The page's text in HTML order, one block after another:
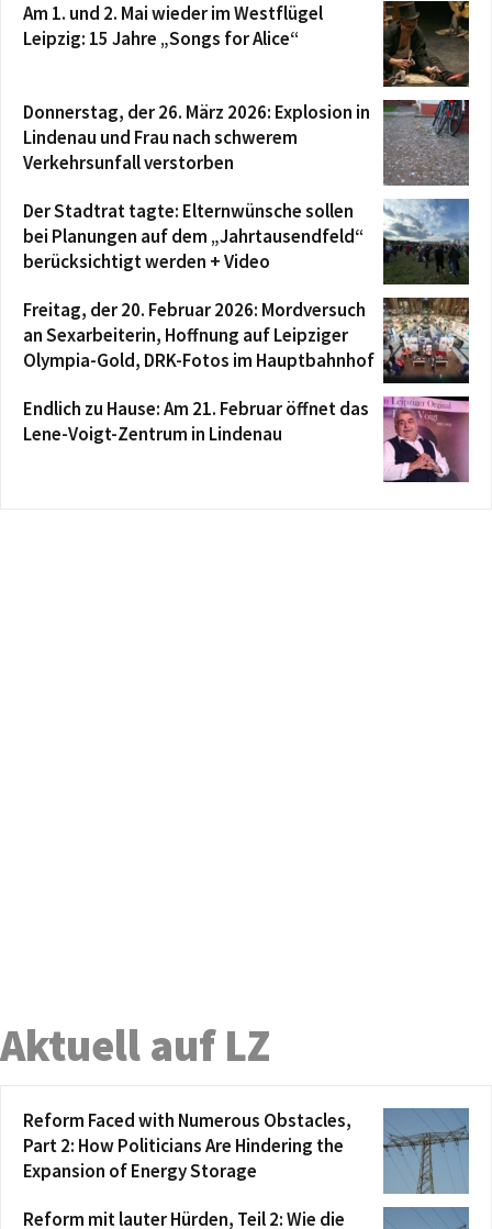
Am 1. und 2. Mai wieder im Westflügel
Leipzig: 15 Jahre „Songs for Alice“
Donnerstag, der 26. März 2026: Explosion in
Lindenau und Frau nach schwerem
Verkehrsunfall verstorben
Der Stadtrat tagte: Elternwünsche sollen
bei Planungen auf dem „Jahrtausendfeld“
berücksichtigt werden + Video
Freitag, der 20. Februar 2026: Mordversuch
an Sexarbeiterin, Hoffnung auf Leipziger
Olympia-Gold, DRK-Fotos im Hauptbahnhof
Endlich zu Hause: Am 21. Februar öffnet das
Lene-Voigt-Zentrum in Lindenau
Aktuell auf LZ
Reform Faced with Numerous Obstacles,
Part 2: How Politicians Are Hindering the
Expansion of Energy Storage
Reform mit lauter Hürden, Teil 2: Wie die